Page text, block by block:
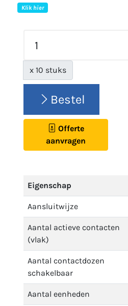
Klik hier
x 10 stuks
Bestel
Offerte
aanvragen
Eigenschap
Aansluitwijze
Aantal actieve contacten
(vlak)
Aantal contactdozen
schakelbaar
Aantal eenheden